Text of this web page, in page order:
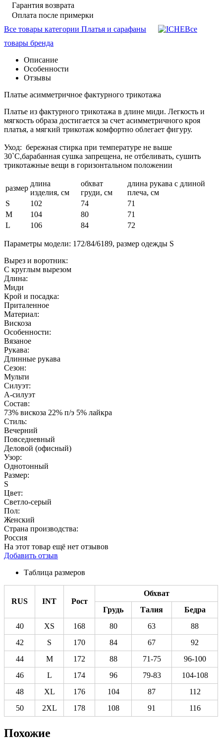
Гарантия возврата
Оплата после примерки
Все товары категории Платья и сарафаны
Все
товары бренда
Описание
Особенности
Отзывы
Платье асимметричное фактурного трикотажа
Платье из фактурного трикотажа в длине миди. Легкость и
мягкость образа достигается за счет асимметричного кроя
платья, а мягкий трикотаж комфортно облегает фигуру.
Уход: бережная стирка при температуре не выше
30`C,барабанная сушка запрещена, не отбеливать, сушить
трикотажные вещи в горизонтальном положении
размер
длина
изделия, см
обхват
груди, см
длина рукава с длиной
плеча, см
S
102 74
71
M
104 80
71
L
106 84 72
Параметры модели: 172/84/6189, размер одежды S
Вырез и воротник:
С круглым вырезом
Длина:
Миди
Крой и посадка:
Приталенное
Материал:
Вискоза
Особенности:
Вязаное
Рукава:
Длинные рукава
Сезон:
Мульти
Силуэт:
А-силуэт
Состав:
73% вискоза 22% п/э 5% лайкра
Стиль:
Вечерний
Повседневный
Деловой (офисный)
Узор:
Однотонный
Размер:
S
Цвет:
Светло-серый
Пол:
Женский
Страна производства:
Россия
На этот товар ещё нет отзывов
Добавить отзыв
Таблица размеров
RUS INT Рост
Обхват
Грудь
Талия
Бедра
40
XS 168 80 63
88
42
S 170 84 67
92
44
M 172 88 71-75
96-100
46
L 174 96 79-83
104-108
48
XL 176 104 87
112
50
2XL 178 108 91 116
Похожие